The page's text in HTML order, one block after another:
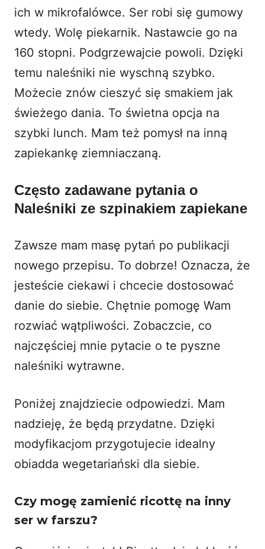
ich w mikrofalówce. Ser robi się gumowy
wtedy. Wolę piekarnik. Nastawcie go na
160 stopni. Podgrzewajcie powoli. Dzięki
temu naleśniki nie wyschną szybko.
Możecie znów cieszyć się smakiem jak
świeżego dania. To świetna opcja na
szybki lunch. Mam też pomysł na inną
zapiekankę ziemniaczaną.
Często zadawane pytania o
Naleśniki ze szpinakiem zapiekane
Zawsze mam masę pytań po publikacji
nowego przepisu. To dobrze! Oznacza, że
jesteście ciekawi i chcecie dostosować
danie do siebie. Chętnie pomogę Wam
rozwiać wątpliwości. Zobaczcie, co
najczęściej mnie pytacie o te pyszne
naleśniki wytrawne.
Poniżej znajdziecie odpowiedzi. Mam
nadzieję, że będą przydatne. Dzięki
modyfikacjom przygotujecie idealny
obiadda wegetariański dla siebie.
Czy mogę zamienić ricottę na inny
ser w farszu?